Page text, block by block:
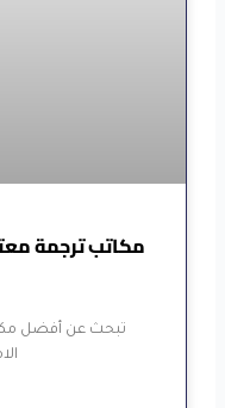
مكاتب ترجمة
تبحث عن أفضل